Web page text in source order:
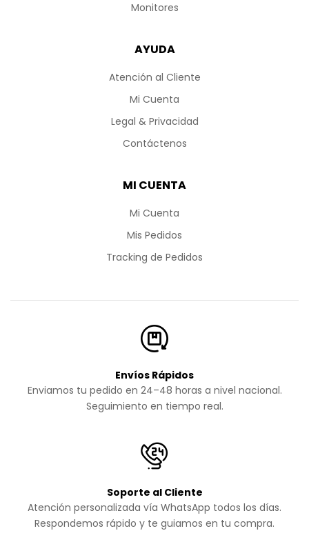
Monitores
AYUDA
Atención al Cliente
Mi Cuenta
Legal & Privacidad
Contáctenos
MI CUENTA
Mi Cuenta
Mis Pedidos
Tracking de Pedidos
Envíos Rápidos
Enviamos tu pedido en 24–48 horas a nivel nacional.
Seguimiento en tiempo real.
Soporte al Cliente
Atención personalizada vía WhatsApp todos los días.
Respondemos rápido y te guiamos en tu compra.